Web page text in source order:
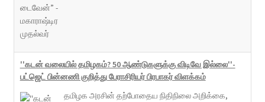
''கடன் வலையில் தமிழகம்? 50 ஆண்டுகளுக்கு விடிவே இல்லை''-
பட்ஜெட் பின்னணி குறித்து பேராசிரியர் பிரபாகர் விளக்கம்
தமிழக அரசின் தற்போதைய நிதிநிலை அறிக்கை,